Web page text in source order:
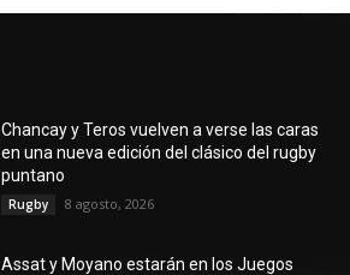
Chancay y Teros vuelven a verse las caras
en una nueva edición del clásico del rugby
puntano
Rugby 8 agosto, 2026
Assat y Moyano estarán en los Juegos